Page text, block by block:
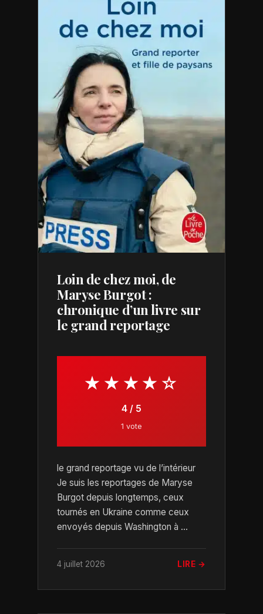
Loin de chez moi, de
Maryse Burgot :
chronique d’un livre sur
le grand reportage
★★★★☆
4 / 5
1 vote
le grand reportage vu de l’intérieur
Je suis les reportages de Maryse
Burgot depuis longtemps, ceux
tournés en Ukraine comme ceux
envoyés depuis Washington à ...
4 juillet 2026 LIRE →